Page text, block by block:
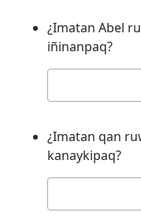
¿Imatan Abel
iñinanpaq?
¿Imatan qan
kanaykipaq?